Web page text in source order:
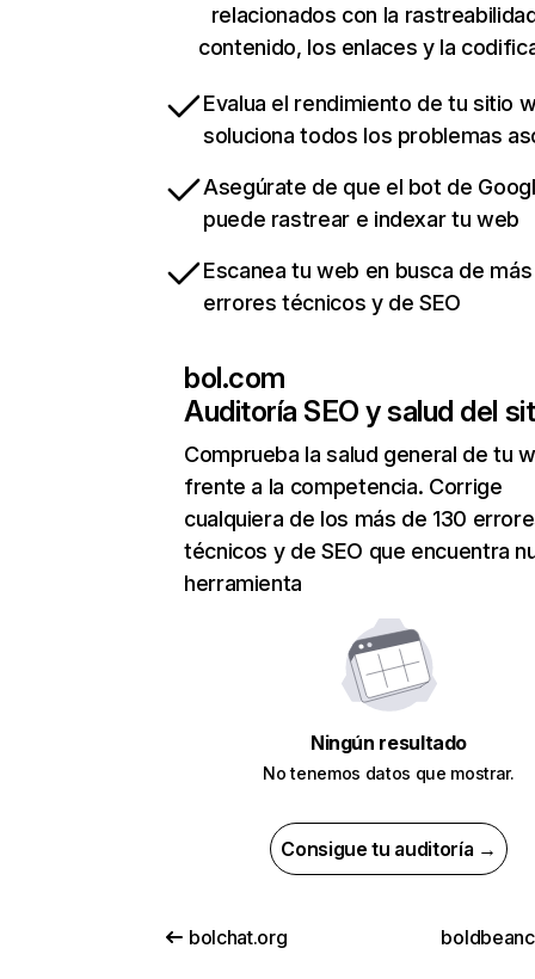
relacionados con la
contenido, los enlaces y la
Evalua el rendimiento de tu sitio
soluciona todos los problemas
Asegúrate de que el bot de
puede rastrear e indexar tu web
Escanea tu web en busca de
errores técnicos y de SEO
bol.com
Auditoría SEO y salud del
Comprueba la salud general de tu
frente a la competencia. Corrige
cualquiera de los más de 130
técnicos y de SEO que encuentra
herramienta
Ningún resultado
No tenemos datos que mostrar.
Consigue tu auditoría →
bolchat.org